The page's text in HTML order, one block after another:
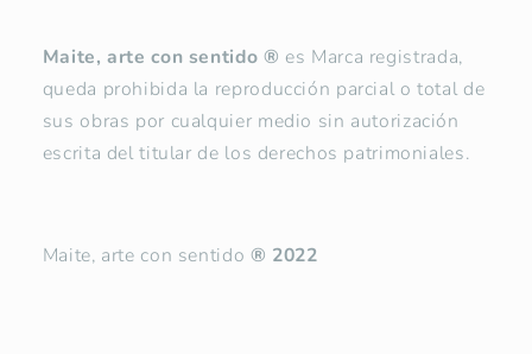
Maite, arte con sentido ® es Marca registrada,
queda prohibida la reproducción parcial o total de
sus obras por cualquier medio sin autorización
escrita del titular de los derechos patrimoniales.
Maite, arte con sentido ® 2022